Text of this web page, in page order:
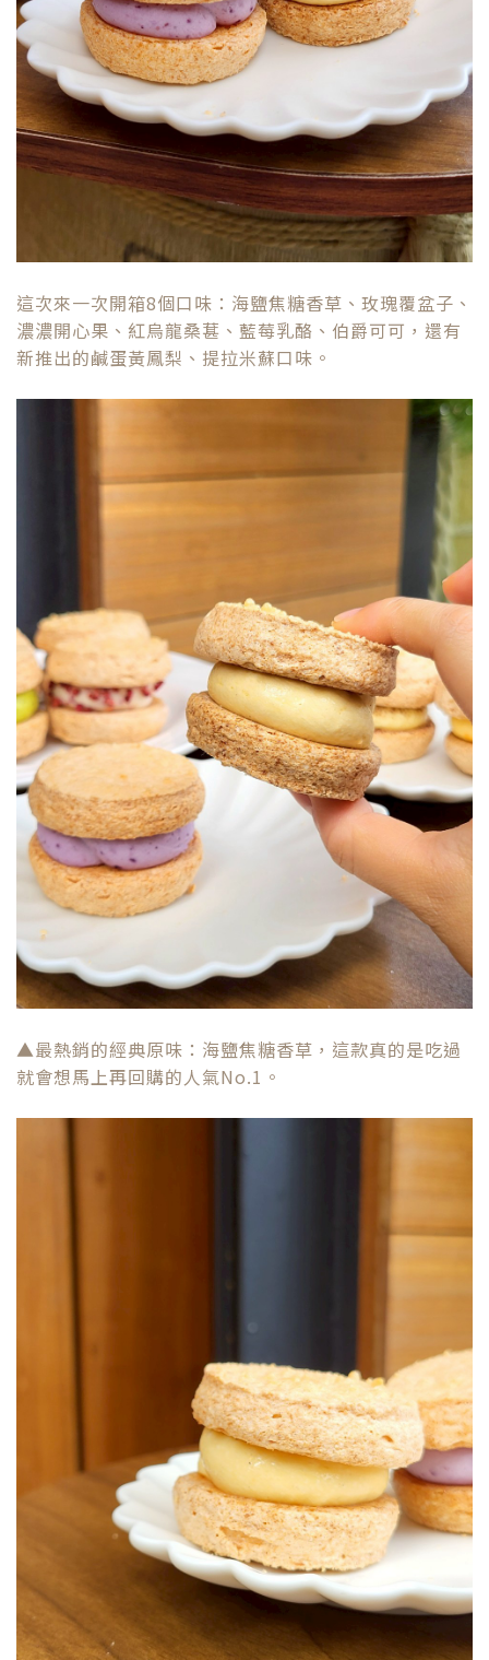
這次來一次開箱8個口味：海鹽焦糖香草、玫瑰覆盆子、
濃濃開心果、紅烏龍桑葚、藍莓乳酪、伯爵可可，還有
新推出的鹹蛋黃鳳梨、提拉米蘇口味。
▲最熱銷的經典原味：海鹽焦糖香草，這款真的是吃過
就會想馬上再回購的人氣No.1。